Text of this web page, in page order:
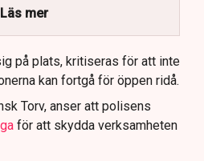
och uniformerad polis
komplext när det gäller
och gränser.
Läs mer
på plats, kritiseras för att inte
kan fortgå för öppen ridå.
Torv, anser att polisens
för att skydda verksamheten